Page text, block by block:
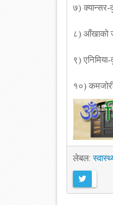
७) क्यान्सर-
८) आँखाको
९)
१०)
लेबल: